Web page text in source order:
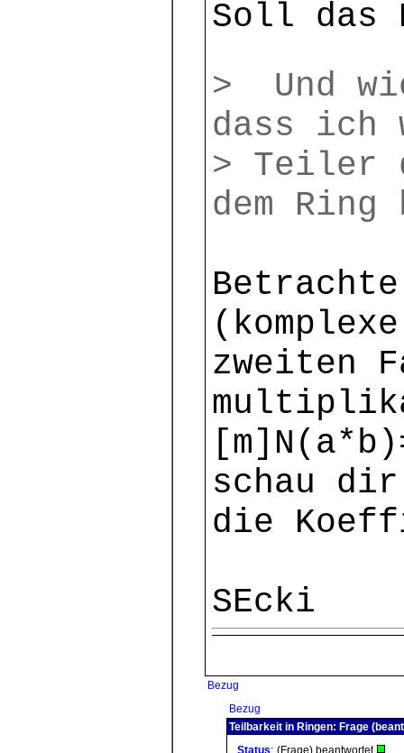
Soll das
> Und
dass ich
> Teiler
dem Ring
zweiten
schau dir
die
SEcki
Bezug
Bezug
Teilbarkeit in Ringen: Frage
Status: (Frage) beantwortet